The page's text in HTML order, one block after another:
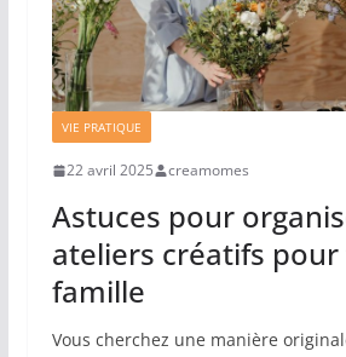
VIE PRATIQUE
22 avril 2025 creamomes
Astuces pour
ateliers créatifs
famille
Vous cherchez une manière